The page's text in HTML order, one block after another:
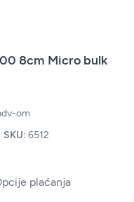
8cm Micro bulk
om
SKU: 6512
plaćanja